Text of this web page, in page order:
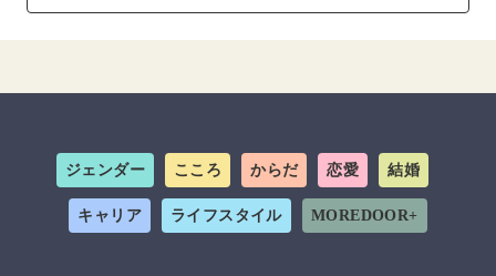
ジェンダー こころ からだ 恋愛 結婚
キャリア ライフスタイル MOREDOOR+